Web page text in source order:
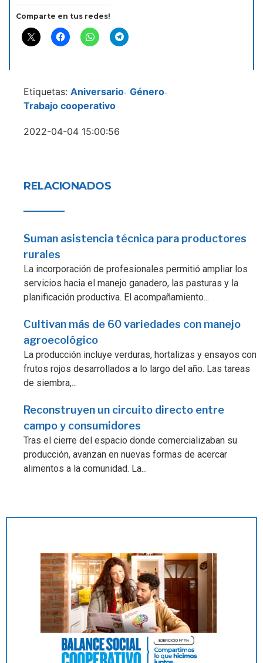
Comparte en tus redes!
Etiquetas: Aniversario- Género-
Trabajo cooperativo
2022-04-04 15:00:56
RELACIONADOS
Suman asistencia técnica para productores
rurales
La incorporación de profesionales permitió ampliar los
servicios hacia el manejo ganadero, las pasturas y la
planificación productiva. El acompañamiento...
Cultivan más de 60 variedades con manejo
agroecológico
La producción incluye verduras, hortalizas y ensayos con
frutos rojos desarrollados a lo largo del año. Las tareas
de siembra,...
Reconstruyen un circuito directo entre
campo y consumidores
Tras el cierre del espacio donde comercializaban su
producción, avanzan en nuevas formas de acercar
alimentos a la comunidad. La...